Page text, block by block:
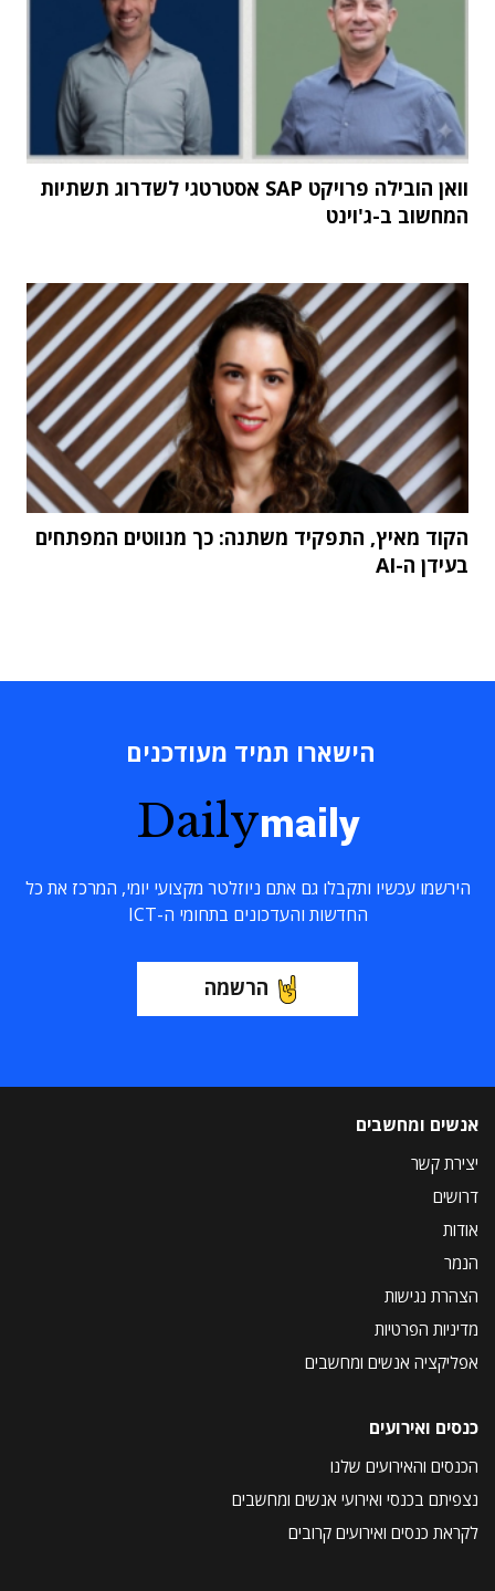
וואן הובילה פרויקט SAP אסטרטגי לשדרוג תשתיות
המחשוב ב-ג'וינט
הקוד מאיץ, התפקיד משתנה: כך מנווטים המפתחים
בעידן ה-AI
הישארו תמיד מעודכנים
Dailymaily
הירשמו עכשיו ותקבלו גם אתם ניוזלטר מקצועי יומי, המרכז את כל
החדשות והעדכונים בתחומי ה-ICT
הרשמה
אנשים ומחשבים
יצירת קשר
דרושים
אודות
הנמר
הצהרת נגישות
מדיניות הפרטיות
אפליקציה אנשים ומחשבים
כנסים ואירועים
הכנסים והאירועים שלנו
נצפיתם בכנסי ואירועי אנשים ומחשבים
לקראת כנסים ואירועים קרובים